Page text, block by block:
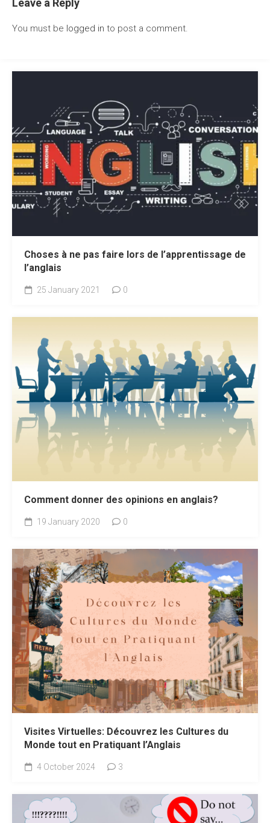
Leave a Reply
You must be logged in to post a comment.
Choses à ne pas faire lors de l’apprentissage de
l’anglais
25 January 2021 0
Comment donner des opinions en anglais?
19 January 2020 0
Visites Virtuelles: Découvrez les Cultures du
Monde tout en Pratiquant l’Anglais
4 October 2024 3